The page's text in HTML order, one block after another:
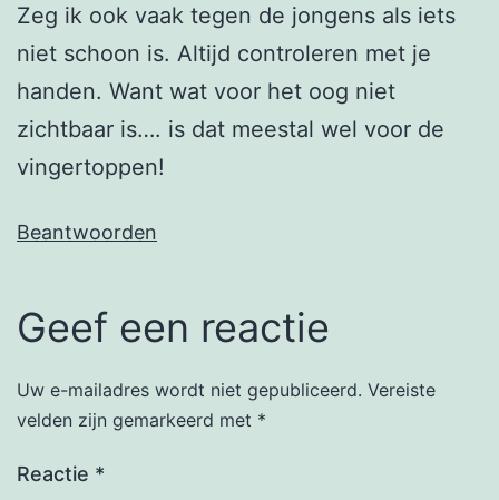
Zeg ik ook vaak tegen de jongens als iets
niet schoon is. Altijd controleren met je
handen. Want wat voor het oog niet
zichtbaar is…. is dat meestal wel voor de
vingertoppen!
Beantwoorden
Geef een reactie
Uw e-mailadres wordt niet gepubliceerd. Vereiste
velden zijn gemarkeerd met *
Reactie *